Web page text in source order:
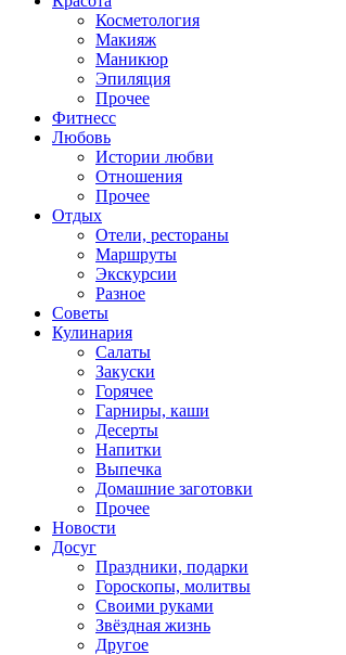
Косметология
Макияж
Маникюр
Эпиляция
Прочее
Фитнесс
Любовь
Истории любви
Отношения
Прочее
Отдых
Отели, рестораны
Маршруты
Экскурсии
Разное
Советы
Кулинария
Салаты
Закуски
Горячее
Гарниры, каши
Десерты
Напитки
Выпечка
Домашние заготовки
Прочее
Новости
Досуг
Праздники, подарки
Гороскопы, молитвы
Своими руками
Звёздная жизнь
Другое